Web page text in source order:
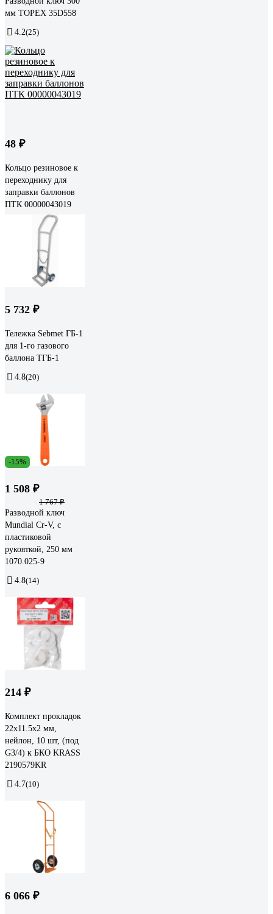
мм TOPEX 35D558
4.2(25)
48 ₽
Кольцо резиновое к
переходнику для
заправки баллонов
ПТК 00000043019
5 732 ₽
Тележка Sebmet ГБ-1
для 1-го газового
баллона ТГБ-1
4.8(20)
-15%
1 508 ₽
1 767 ₽
Разводной ключ
Mundial Cr-V, с
пластиковой
рукояткой, 250 мм
1070.025-9
4.8(14)
214 ₽
Комплект прокладок
22х11.5х2 мм,
нейлон, 10 шт, (под
G3/4) к БКО KRASS
2190579KR
4.7(10)
6 066 ₽